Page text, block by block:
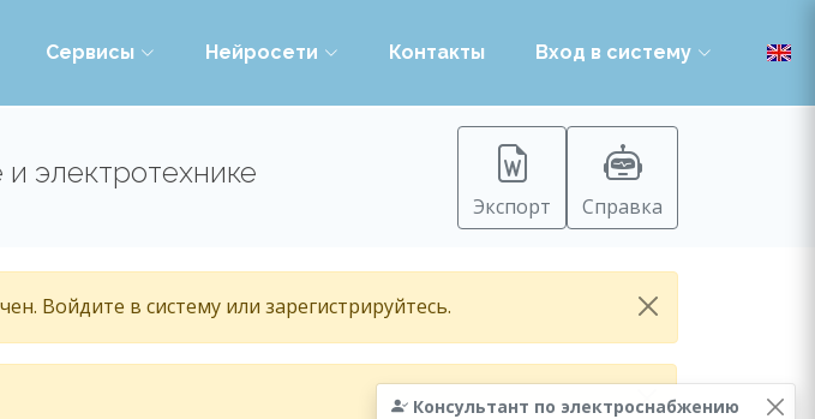
Сервисы Нейросети Контакты Вход в систему
электротехнике
Экспорт Справка
Войдите в систему или зарегистрируйтесь.
Консультант по электроснабжению